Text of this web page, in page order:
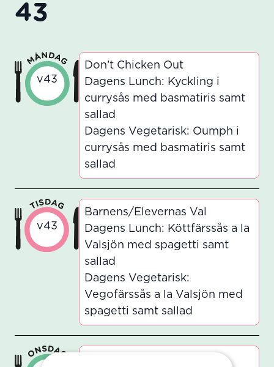
43
v43
Don’t Chicken Out
Dagens Lunch: Kyckling i
currysås med basmatiris samt
sallad
Dagens Vegetarisk: Oumph i
currysås med basmatiris samt
sallad
v43
Barnens/Elevernas Val
Dagens Lunch: Köttfärssås a la
Valsjön med spagetti samt
sallad
Dagens Vegetarisk:
Vegofärssås a la Valsjön med
spagetti samt sallad